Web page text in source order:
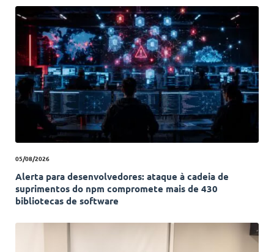
05/08/2026
Alerta para desenvolvedores: ataque à cadeia de
suprimentos do npm compromete mais de 430
bibliotecas de software